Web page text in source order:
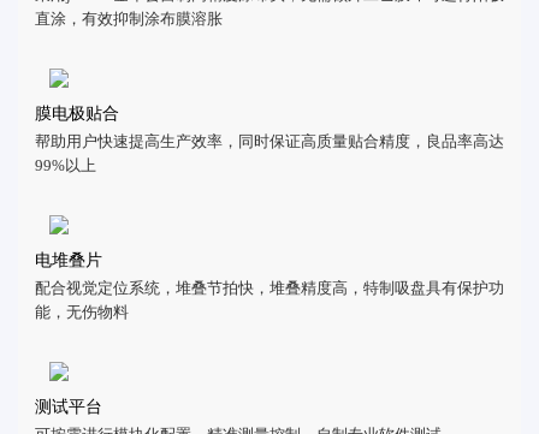
直涂，有效抑制涂布膜溶胀
膜电极贴合
帮助用户快速提高生产效率，同时保证高质量贴合精度，良品率高达
99%以上
电堆叠片
配合视觉定位系统，堆叠节拍快，堆叠精度高，特制吸盘具有保护功
能，无伤物料
测试平台